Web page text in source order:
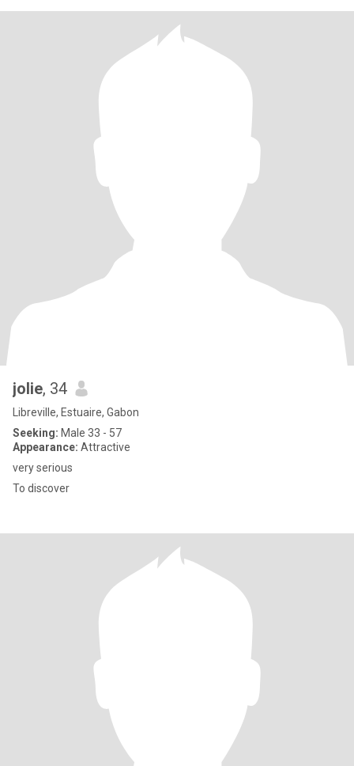
jolie, 34
Libreville, Estuaire, Gabon
Seeking: Male 33 - 57
Appearance: Attractive
very serious
To discover